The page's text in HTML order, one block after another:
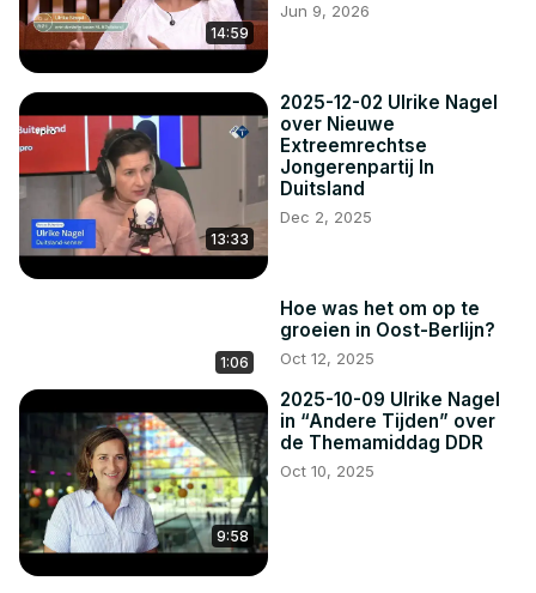
14:59
Jun 9, 2026
13:33
2025-12-02 Ulrike Nagel
over Nieuwe
Extreemrechtse
Jongerenpartij In
Duitsland
Dec 2, 2025
1:06
Hoe was het om op te
groeien in Oost-Berlijn?
Oct 12, 2025
9:58
2025-10-09 Ulrike Nagel
in “Andere Tijden” over
de Themamiddag DDR
Oct 10, 2025